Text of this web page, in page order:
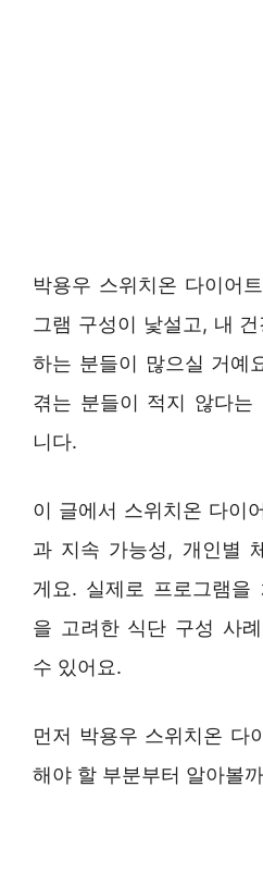
박용우 스위치온 다이어
그램 구성이 낯설고, 내
하는 분들이 많으실 거예
겪는 분들이 적지 않다는
니다.
이 글에서 스위치온 다이
과 지속 가능성, 개인별
게요. 실제로 프로그램을
을 고려한 식단 구성 사
수 있어요.
먼저 박용우 스위치온 다
해야 할 부분부터 알아볼